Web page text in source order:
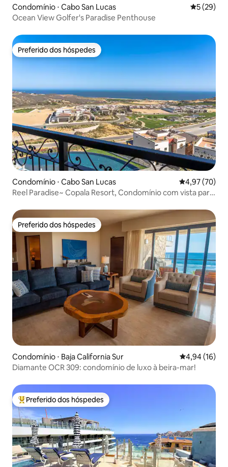
Condomínio ⋅ Cabo San Lucas 5 de uma
5 (29)
Ocean View Golfer's Paradise Penthouse
Preferido dos hóspedes
Preferido dos hóspedes
Condomínio ⋅ Cabo San Lucas 4,97 de uma
4,97 (70)
Reel Paradise~ Copala Resort, Condomínio com vista para
Preferido dos hóspedes
Preferido dos hóspedes
Condomínio ⋅ Baja California Sur 4,94 de uma
4,94 (16)
Diamante OCR 309: condomínio de luxo à beira-mar!
Entre os melhores preferidos dos hóspedes
Preferido dos hóspedes